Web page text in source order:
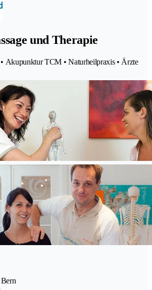
und Therapie
Akupunktur TCM • Naturheilpraxis • Ärzte